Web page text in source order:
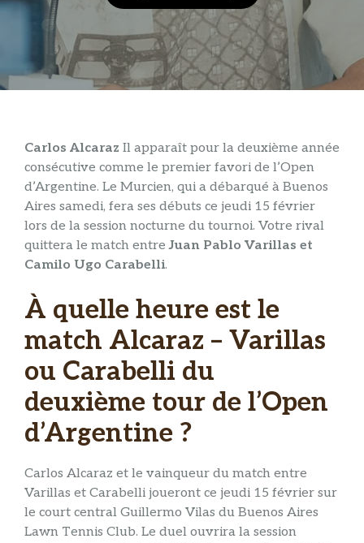
Carlos Alcaraz Il apparaît pour la deuxième année
consécutive comme le premier favori de l’Open
d’Argentine. Le Murcien, qui a débarqué à Buenos
Aires samedi, fera ses débuts ce jeudi 15 février
lors de la session nocturne du tournoi. Votre rival
quittera le match entreJuan Pablo Varillas et
Camilo Ugo Carabelli.
À quelle heure est le
match Alcaraz – Varillas
ou Carabelli du
deuxième tour de l’Open
d’Argentine ?
Carlos Alcaraz et le vainqueur du match entre
Varillas et Carabelli joueront ce jeudi 15 février sur
le court central Guillermo Vilas du Buenos Aires
Lawn Tennis Club. Le duel ouvrira la session